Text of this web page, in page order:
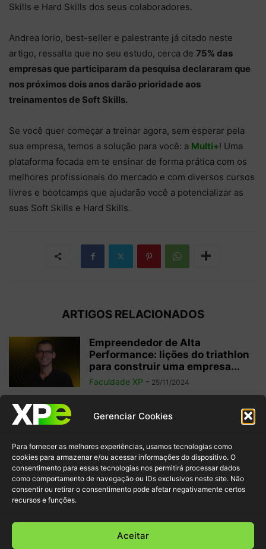
Gerenciar Cookies
Para fornecer as melhores experiências, usamos tecnologias como
cookies para armazenar e/ou acessar informações do dispositivo. O
consentimento para essas tecnologias nos permitirá processar dados
como comportamento de navegação ou IDs exclusivos neste site. Não
consentir ou retirar o consentimento pode afetar negativamente certos
recursos e funções.
Aceitar
Skills e Hard Skills dos seus colaboradores.
Andrea Iorio, best-seller e palestrante já citado neste
artigo, ressalta que no seu estudo, cerca de 75% das
empresas que participaram da pesquisa declararam que
nos próximos dois anos darão prioridade aos
treinamentos de Soft Skills.
Se você quer começar a treinar agora, sem esperar pela
sua empresa, temos a solução para você: a Multi+! Uma
plataforma focada em te ensinar de forma prática com os
melhores profissionais do mercado e com diversos cursos
livres e bootcamps que ajudarão você a potencializar as
suas Soft Skills e Hard Skills.
ARTIGOS RELACIONADOS
Empreendedor de Alta
Performance: lições do triathlon
para construir uma empresa...
Faculdade XP - 25/11/2024
6 filmes sobre tecnologia para
potencializar seu aprendizado
Faculdade XP - 22/11/2024
Transição de carreira: um novo
começo para o seu futuro